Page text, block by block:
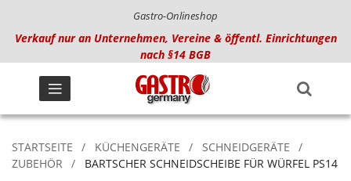
Gastro-Onlineshop
Verkauf nur an Unternehmen, Vereine & öffentl. Einrichtungen
nach §14 BGB
STARTSEITE KÜCHENGERÄTE
SCHNEIDGERÄTE
ZUBEHÖR
BARTSCHER SCHNEIDSCHEIBE FÜR WÜRFEL PS14